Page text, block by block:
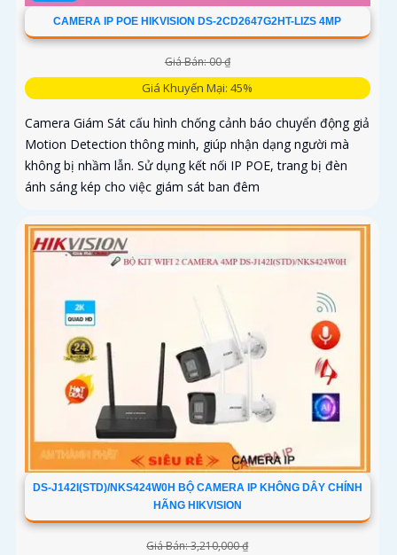
CAMERA IP POE HIKVISION DS-2CD2647G2HT-LIZS 4MP
Giá Bán: 00 ₫
Giá Khuyến Mại: 45%
Camera Giám Sát cấu hình chống cảnh báo chuyển động giả
Motion Detection thông minh, giúp nhận dạng người mà
không bị nhầm lẫn. Sử dụng kết nối IP POE, trang bị đèn
ánh sáng kép cho việc giám sát ban đêm
DS-J142I(STD)/NKS424W0H BỘ CAMERA IP KHÔNG DÂY CHÍNH
HÃNG HIKVISION
Giá Bán: 3,210,000 ₫